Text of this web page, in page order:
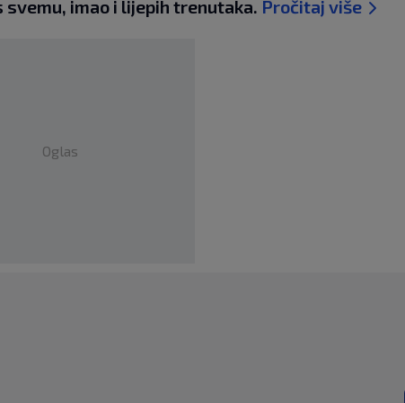
imao i lijepih trenutaka. Pročitaj više
Oglas